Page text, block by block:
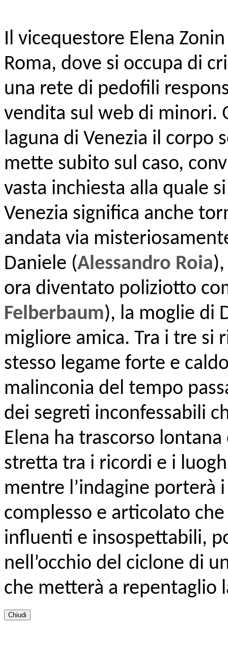
Il vicequestore Elena
Roma, dove si occupa di
una rete di pedofili
vendita sul web di minori.
laguna di Venezia il corpo
mette subito sul caso,
vasta inchiesta alla quale
Venezia significa anche
andata via
Daniele (Alessandro Roia
ora diventato poliziotto
Felberbaum), la moglie di
migliore amica. Tra i tre si
stesso legame forte e
malinconia del tempo
dei segreti inconfessabili
Elena ha trascorso
stretta tra i ricordi e i
mentre l’indagine porterà
complesso e articolato
influenti e insospettabili,
nell’occhio del ciclone di
che metterà a repentaglio
Chiudi